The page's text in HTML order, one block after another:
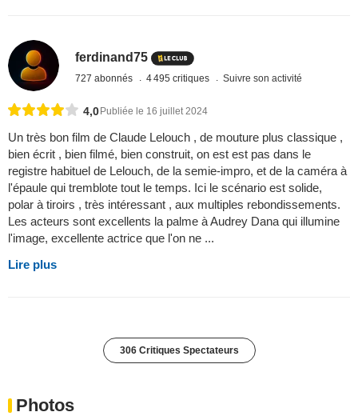
ferdinand75
727 abonnés 4 495 critiques Suivre son activité
4,0 Publiée le 16 juillet 2024
Un très bon film de Claude Lelouch , de mouture plus classique ,
bien écrit , bien filmé, bien construit, on est est pas dans le
registre habituel de Lelouch, de la semie-impro, et de la caméra à
l'épaule qui tremblote tout le temps. Ici le scénario est solide,
polar à tiroirs , très intéressant , aux multiples rebondissements.
Les acteurs sont excellents la palme à Audrey Dana qui illumine
l'image, excellente actrice que l'on ne ...
Lire plus
306 Critiques Spectateurs
Photos